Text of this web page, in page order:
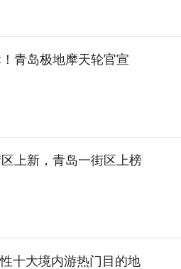
青岛极地摩天轮官宣
上新，青岛一街区上榜
十大境内游热门目的地